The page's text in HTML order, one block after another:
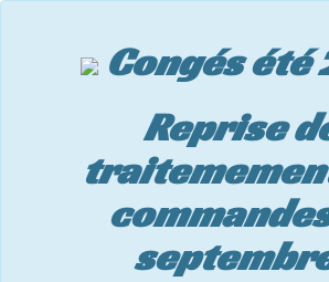
Congés été
Reprise